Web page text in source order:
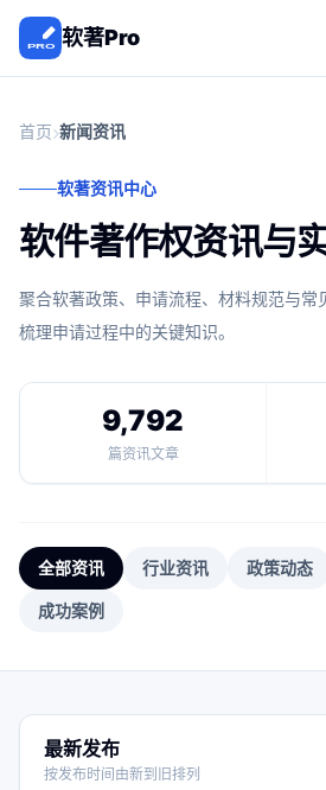
软著Pro
首页 新闻资讯
软著资讯中心
软件著作权资讯与
聚合软著政策、申请流程、材料规范与常
梳理申请过程中的关键知识。
9,792
篇资讯文章
全部资讯 行业资讯 政策动态
成功案例
最新发布
按发布时间由新到旧排列